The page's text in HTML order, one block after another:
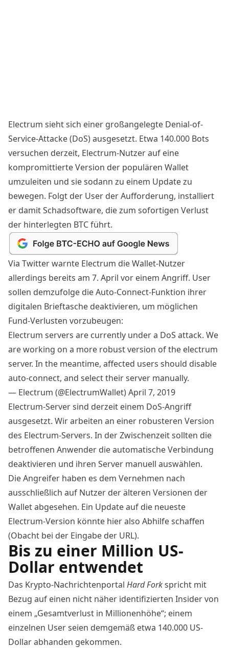
Electrum sieht sich einer großangelegte Denial-of-
Service-Attacke (DoS) ausgesetzt. Etwa 140.000 Bots
versuchen derzeit, Electrum-Nutzer auf eine
kompromittierte Version der populären Wallet
umzuleiten und sie sodann zu einem Update zu
bewegen. Folgt der User der Aufforderung, installiert
er damit Schadsoftware, die zum sofortigen Verlust
der hinterlegten BTC führt.
Via Twitter warnte Electrum die Wallet-Nutzer
allerdings bereits am 7. April vor einem Angriff. User
sollen demzufolge die Auto-Connect-Funktion ihrer
digitalen Brieftasche deaktivieren, um möglichen
Fund-Verlusten vorzubeugen:
Electrum servers are currently under a DoS attack. We
are working on a more robust version of the electrum
server. In the meantime, affected users should disable
auto-connect, and select their server manually.
— Electrum (@ElectrumWallet)April 7, 2019
Electrum-Server sind derzeit einem DoS-Angriff
ausgesetzt. Wir arbeiten an einer robusteren Version
des Electrum-Servers. In der Zwischenzeit sollten die
betroffenen Anwender die automatische Verbindung
deaktivieren und ihren Server manuell auswählen.
Die Angreifer haben es dem Vernehmen nach
ausschließlich auf Nutzer der älteren Versionen der
Wallet abgesehen. Ein Update auf die neueste
Electrum-Version könnte hier also Abhilfe schaffen
(Obacht bei der Eingabe der URL).
Bis zu einer Million US-
Dollar entwendet
Das Krypto-Nachrichtenportal Hard Forkspricht mit
Bezug auf einen nicht näher identifizierten Insider von
einem „Gesamtverlust in Millionenhöhe“; einem
einzelnen User seien demgemäß etwa 140.000 US-
Dollar abhanden gekommen.